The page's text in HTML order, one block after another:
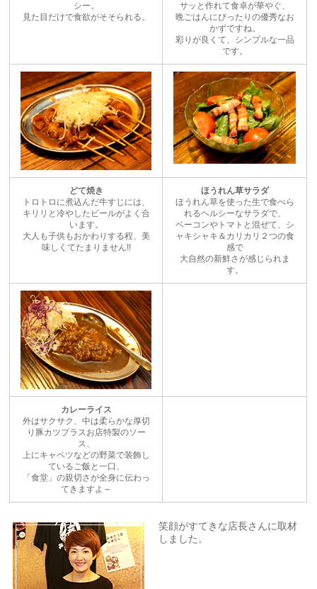
シー。
見た目だけで食欲がそそられる。
サッと作れて食卓が華やぐ、
晩ごはんにぴったりの優秀なお
かずですね。
彩りが良くて、シンプルな一品
です。
どて焼き
トロトロに煮込んだ牛すじには、
キリリと冷やしたビールがよく合
います。
大人も子供もおかわりする程、美
味しくてたまりません!!
ほうれん草サラダ
ほうれん草を使った生で食べら
れるヘルシーなサラダで、
ベーコンやトマトと混ぜて、シ
ャキシャキ＆カリカリ２つの食
感で
大自然の新鮮さが感じられま
す。
カレーライス
外はサクサク、中は柔らかな厚切
り豚カツプラスお店特製のソー
ス、
上にキャベツなどの野菜で装飾し
ているご飯と一口、
「食堂」の親切さが全身に伝わっ
てきますよ～
笑顔がすてきな店長さんに取材
しました。